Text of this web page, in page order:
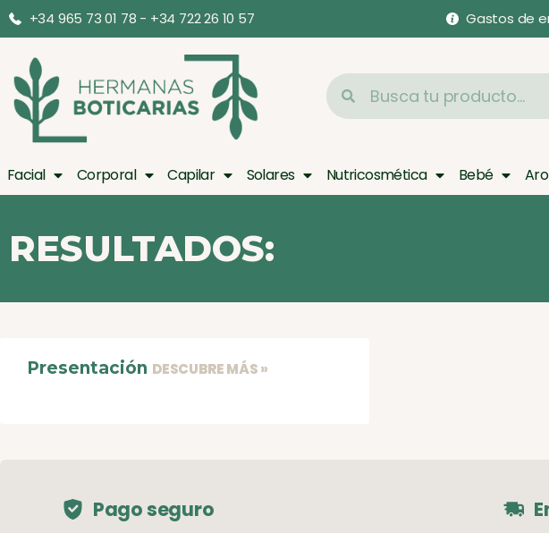
+34 965 73 01 78 - +34 722 26 10 57 Gastos de
Facial Corporal Capilar Solares Nutricosmética Bebé
RESULTADOS:
Presentación DESCUBRE MÁS »
Pago seguro